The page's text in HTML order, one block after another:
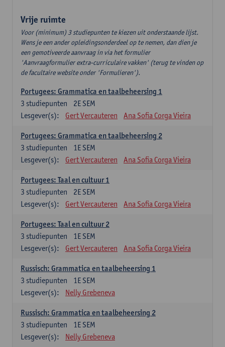
Vrije ruimte
Voor (minimum) 3 studiepunten te kiezen uit onderstaande lijst.
Wens je een ander opleidingsonderdeel op te nemen, dan dien je
een gemotiveerde aanvraag in via het formulier
'Aanvraagformulier extra-curriculaire vakken' (terug te vinden op
de facultaire website onder 'Formulieren').
Portugees: Grammatica en taalbeheersing 1
2E SEM
3 studiepunten
Lesgever(s):
Gert Vercauteren Ana Sofia Corga Vieira
Portugees: Grammatica en taalbeheersing 2
1E SEM
3 studiepunten
Lesgever(s):
Gert Vercauteren Ana Sofia Corga Vieira
Portugees: Taal en cultuur 1
2E SEM
3 studiepunten
Lesgever(s):
Gert Vercauteren Ana Sofia Corga Vieira
Portugees: Taal en cultuur 2
1E SEM
3 studiepunten
Lesgever(s):
Gert Vercauteren Ana Sofia Corga Vieira
Russisch: Grammatica en taalbeheersing 1
1E SEM
3 studiepunten
Lesgever(s):
Nelly Grebeneva
Russisch: Grammatica en taalbeheersing 2
1E SEM
3 studiepunten
Lesgever(s):
Nelly Grebeneva